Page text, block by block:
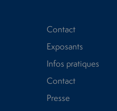
Contact
Exposants
Infos pratiques
Contact
Presse